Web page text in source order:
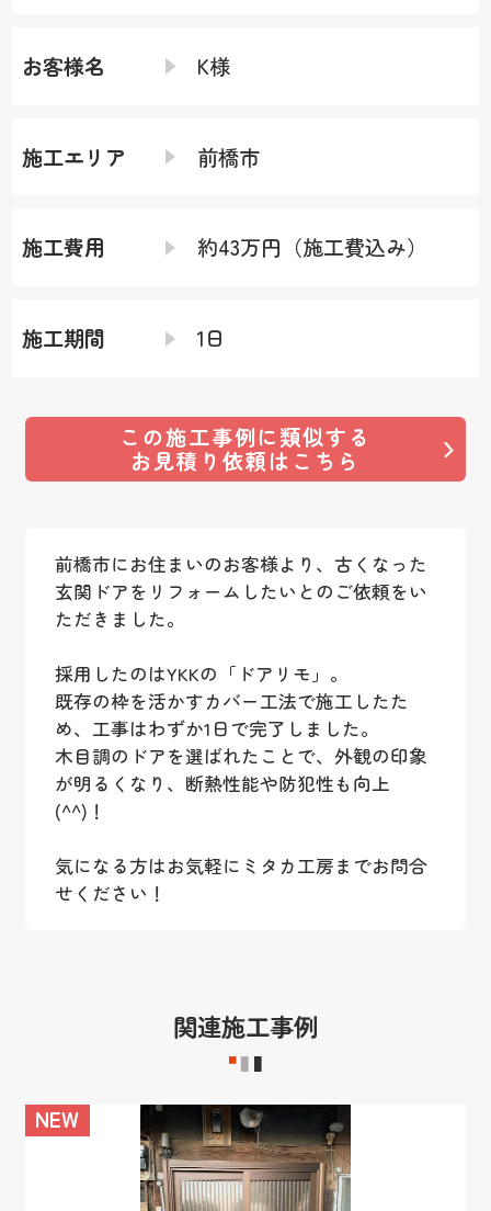
お客様名 K様
施工エリア 前橋市
施工費用 約43万円（施工費込み）
施工期間 1日
この施工事例に類似する
お見積り依頼はこちら
前橋市にお住まいのお客様より、古くなった
玄関ドアをリフォームしたいとのご依頼をい
ただきました。
採用したのはYKKの「ドアリモ」。
既存の枠を活かすカバー工法で施工したた
め、工事はわずか1日で完了しました。
木目調のドアを選ばれたことで、外観の印象
が明るくなり、断熱性能や防犯性も向上
(^^)！
気になる方はお気軽にミタカ工房までお問合
せください！
関連施工事例
NEW